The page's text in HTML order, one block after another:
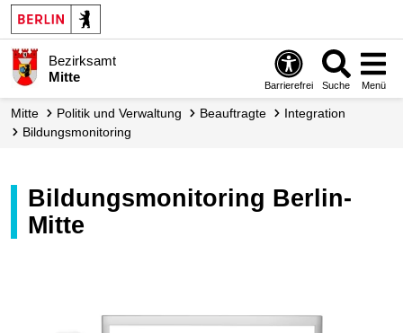
Bezirksamt
Mitte
Barrierefrei Suche Menü
Mitte Politik und Verwaltung Beauftragte
Integration
Bildungs­monitoring
Bildungsmonitoring Berlin-
Mitte